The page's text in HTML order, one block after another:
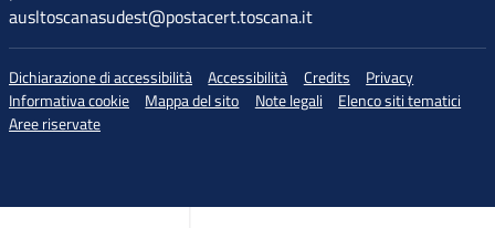
ausltoscanasudest@postacert.toscana.it
Dichiarazione di accessibilità Accessibilità Credits
Privacy
Informativa cookie
Mappa del sito Note legali
Elenco siti tematici
Aree riservate